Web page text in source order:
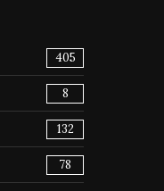
405
8
132
78